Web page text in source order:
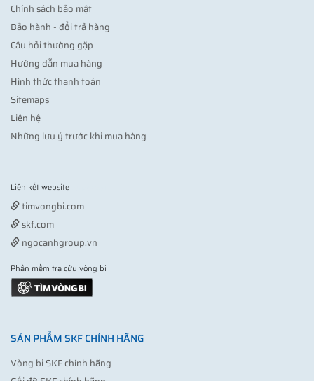
Chính sách bảo mật
Bảo hành - đổi trả hàng
Câu hỏi thường gặp
Hướng dẫn mua hàng
Hình thức thanh toán
Sitemaps
Liên hệ
Những lưu ý trước khi mua hàng
Liên kết website
timvongbi.com
skf.com
ngocanhgroup.vn
Phần mềm tra cứu vòng bi
SẢN PHẨM SKF CHÍNH HÃNG
Vòng bi SKF chính hãng